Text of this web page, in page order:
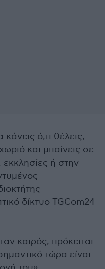
ό,τι θέλεις,
και μπαίνεις σε
ή στην
δίκτυο TGCom24
καιρός, πρόκειται
τώρα είναι